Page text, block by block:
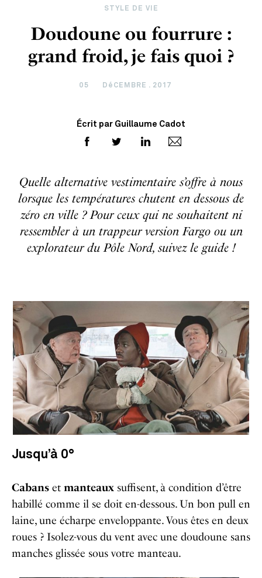
STYLE DE VIE
Doudoune ou fourrure :
grand froid, je fais quoi ?
05 DéCEMBRE . 2017
Écrit par Guillaume Cadot
Quelle alternative vestimentaire s’offre à nous
lorsque les températures chutent en dessous de
zéro en ville ? Pour ceux qui ne souhaitent ni
ressembler à un trappeur version Fargo ou un
explorateur du Pôle Nord, suivez le guide !
Jusqu’à 0°
Cabans et manteaux suffisent, à condition d’être
habillé comme il se doit en-dessous. Un bon pull en
laine, une écharpe enveloppante. Vous êtes en deux
roues ? Isolez-vous du vent avec une doudoune sans
manches glissée sous votre manteau.